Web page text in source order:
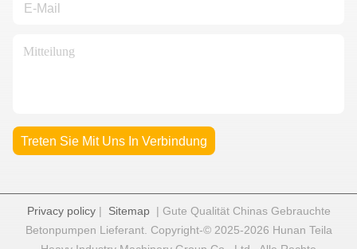
Treten Sie Mit Uns In Verbindung
Privacy policy| Sitemap| Gute Qualität Chinas Gebrauchte
Betonpumpen Lieferant. Copyright-© 2025-2026 Hunan Teila